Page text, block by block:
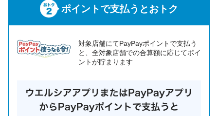
ポイントで支払うとおトク
対象店舗にてPayPayポイントで支払う
と、全対象店舗での合算額に応じてポイ
ントが貯まります